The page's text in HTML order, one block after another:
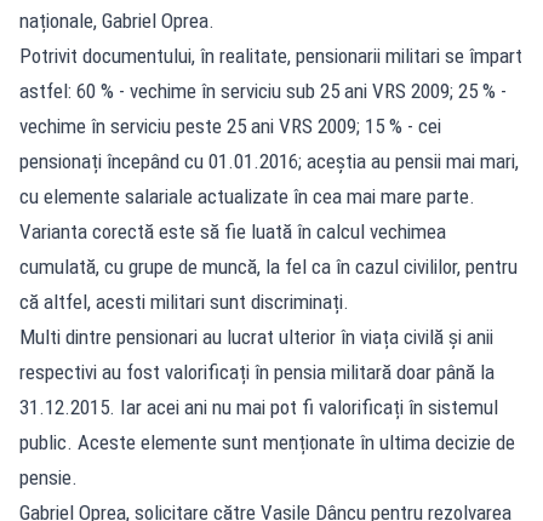
naționale, Gabriel Oprea.
Potrivit documentului, în realitate, pensionarii militari se împart
astfel: 60 % - vechime în serviciu sub 25 ani VRS 2009; 25 % -
vechime în serviciu peste 25 ani VRS 2009; 15 % - cei
pensionați începând cu 01.01.2016; aceștia au pensii mai mari,
cu elemente salariale actualizate în cea mai mare parte.
Varianta corectă este să fie luată în calcul vechimea
cumulată, cu grupe de muncă, la fel ca în cazul civililor, pentru
că altfel, acesti militari sunt discriminați.
Multi dintre pensionari au lucrat ulterior în viața civilă și anii
respectivi au fost valorificați în pensia militară doar până la
31.12.2015. Iar acei ani nu mai pot fi valorificați în sistemul
public. Aceste elemente sunt menționate în ultima decizie de
pensie.
Gabriel Oprea, solicitare către Vasile Dâncu pentru rezolvarea